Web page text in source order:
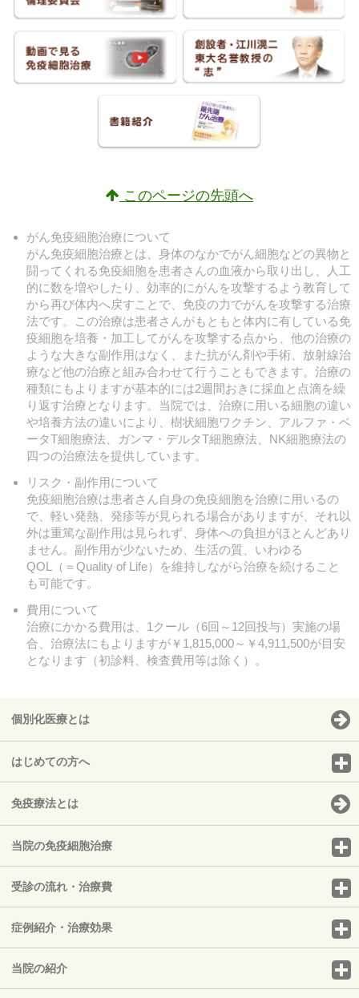
このページの先頭へ
がん免疫細胞治療について
がん免疫細胞治療とは、身体のなかでがん細胞などの異物と
闘ってくれる免疫細胞を患者さんの血液から取り出し、人工
的に数を増やしたり、効率的にがんを攻撃するよう教育して
から再び体内へ戻すことで、免疫の力でがんを攻撃する治療
法です。この治療は患者さんがもともと体内に有している免
疫細胞を培養・加工してがんを攻撃する点から、他の治療の
ような大きな副作用はなく、また抗がん剤や手術、放射線治
療など他の治療と組み合わせて行うこともできます。治療の
種類にもよりますが基本的には2週間おきに採血と点滴を繰
り返す治療となります。当院では、治療に用いる細胞の違い
や培養方法の違いにより、樹状細胞ワクチン、アルファ・ベ
ータT細胞療法、ガンマ・デルタT細胞療法、NK細胞療法の
四つの治療法を提供しています。
リスク・副作用について
免疫細胞治療は患者さん自身の免疫細胞を治療に用いるの
で、軽い発熱、発疹等が見られる場合がありますが、それ以
外は重篤な副作用は見られず、身体への負担がほとんどあり
ません。副作用が少ないため、生活の質、いわゆる
QOL（＝Quality of Life）を維持しながら治療を続けること
も可能です。
費用について
治療にかかる費用は、1クール（6回～12回投与）実施の場
合、治療法にもよりますが￥1,815,000～￥4,911,500が目安
となります（初診料、検査費用等は除く）。
個別化医療とは
はじめての方へ
免疫療法とは
当院の免疫細胞治療
受診の流れ・治療費
症例紹介・治療効果
当院の紹介